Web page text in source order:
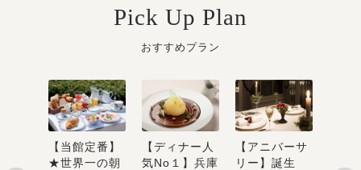
Pick Up Plan
おすすめプラン
【当館定番】
★世界一の朝
【ディナー人
気No１】兵庫
【アニバーサ
リー】誕生